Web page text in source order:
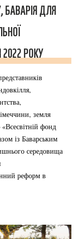
БАВАРІЯ ДЛЯ
РОКУ
земля
фонд
із Баварським
середовища
реформ в